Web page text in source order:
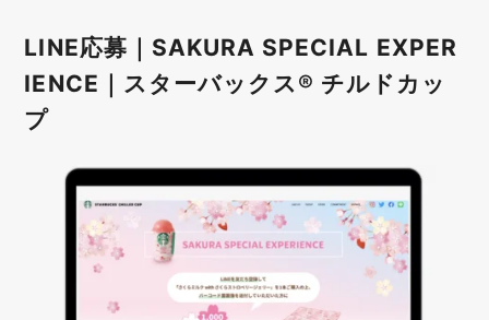
LINE応募｜SAKURA SPECIAL EXPER
IENCE｜スターバックス® チルドカッ
プ